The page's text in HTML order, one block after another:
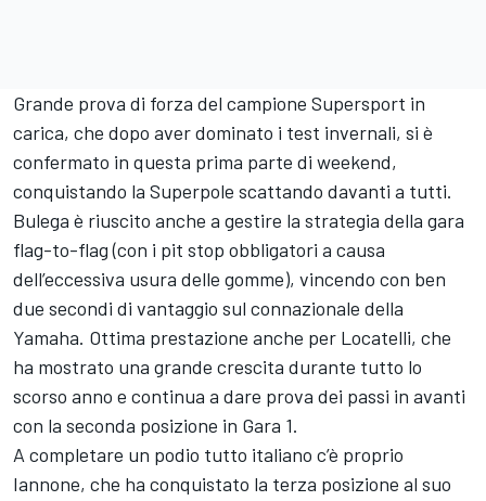
Grande prova di forza del campione Supersport in
carica, che dopo aver dominato i test invernali, si è
confermato in questa prima parte di weekend,
conquistando la Superpole scattando davanti a tutti.
Bulega è riuscito anche a gestire la strategia della gara
flag-to-flag(con i pit stop obbligatori a causa
dell’eccessiva usura delle gomme), vincendo con ben
due secondi di vantaggio sul connazionale della
Yamaha. Ottima prestazione anche per Locatelli, che
ha mostrato una grande crescita durante tutto lo
scorso anno e continua a dare prova dei passi in avanti
con la seconda posizione in Gara 1.
A completare un podio tutto italiano c’è proprio
Iannone, che ha conquistato la terza posizione al suo